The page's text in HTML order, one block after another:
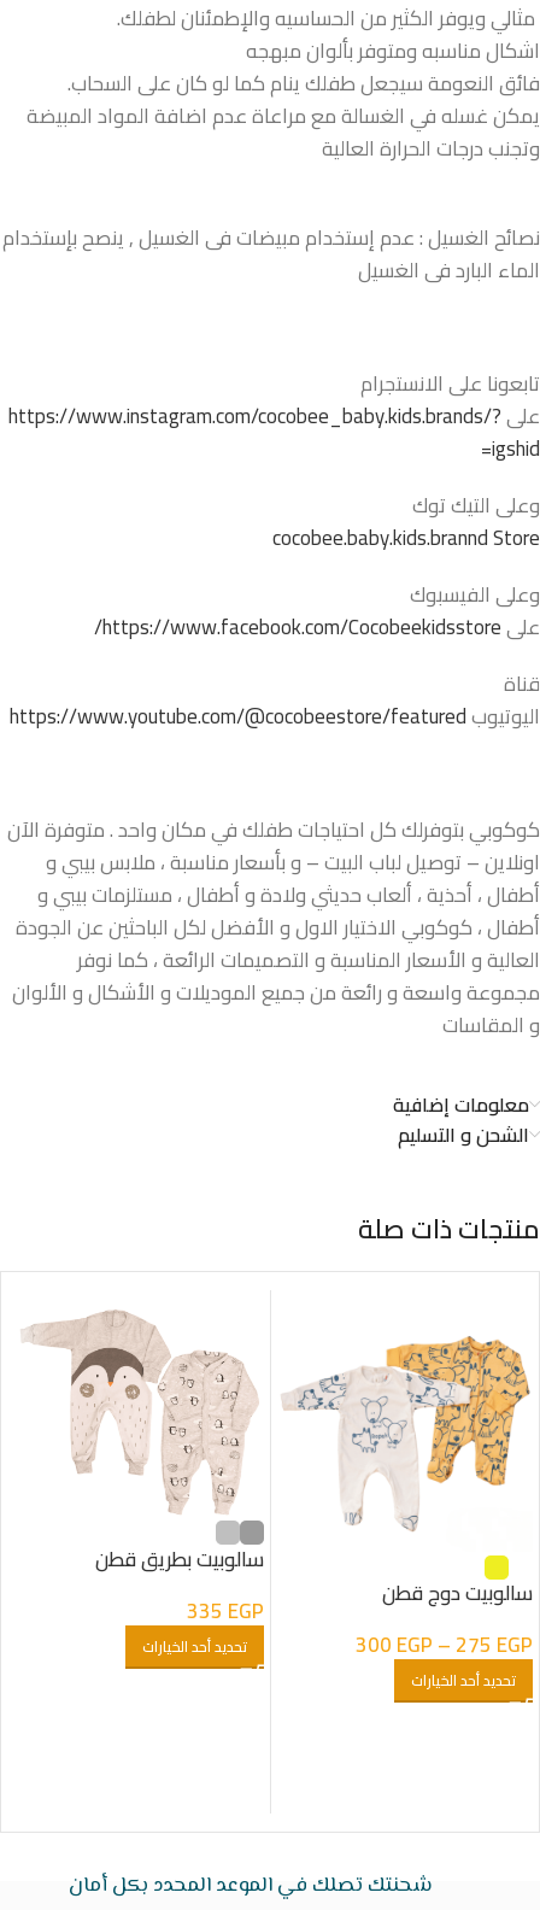
مثالي ويوفر الكثير من الحساسيه والإطمئنان لطفلك.
اشكال مناسبه ومتوفر بألوان مبهجه
فائق النعومة سيجعل طفلك ينام كما لو كان على السحاب.
يمكن غسله في الغسالة مع مراعاة عدم اضافة المواد المبيضة
وتجنب درجات الحرارة العالية
نصائح الغسيل : عدم إستخدام مبيضات فى الغسيل , ينصح بإستخدام
الماء البارد فى الغسيل
تابعونا على الانستجرام
علىhttps://www.instagram.com/cocobee_baby.kids.brands/?
igshid=
وعلى التيك توك
cocobee.baby.kids.brannd Store
وعلى الفيسبوك
علىhttps://www.facebook.com/Cocobeekidsstore/
قناة
اليوتيوبhttps://www.youtube.com/@cocobeestore/featured
كوكوبي بتوفرلك كل احتياجات طفلك في مكان واحد . متوفرة الآن
اونلاين – توصيل لباب البيت – و بأسعار مناسبة ، ملابس بيبي و
أطفال ، أحذية ، ألعاب حديثي ولادة و أطفال ، مستلزمات بيبي و
أطفال ، كوكوبي الاختيار الاول و الأفضل لكل الباحثين عن الجودة
العالية و الأسعار المناسبة و التصميمات الرائعة ، كما نوفر
مجموعة واسعة و رائعة من جميع الموديلات و الأشكال و الألوان
و المقاسات
معلومات إضافية
الشحن و التسليم
منتجات ذات صلة
سالوبيت دوج قطن
275 EGP
–
300EGP
تحديد أحد الخيارات
سالوبيت بطريق قطن
335 EGP
تحديد أحد الخيارات
شحنتك تصلك في الموعد المحدد بكل أمان